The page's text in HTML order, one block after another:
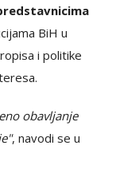
BiH u
i politike
obavljanje
, navodi se u